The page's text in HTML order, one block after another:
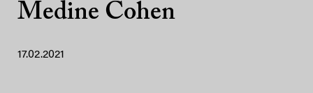
Medine Cohen
17.02.2021